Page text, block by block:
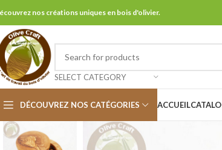
nos créations uniques en bois d'olivier.
SELECT CATEGORY
DÉCOUVREZ NOS CATÉGORIES ACCUEIL